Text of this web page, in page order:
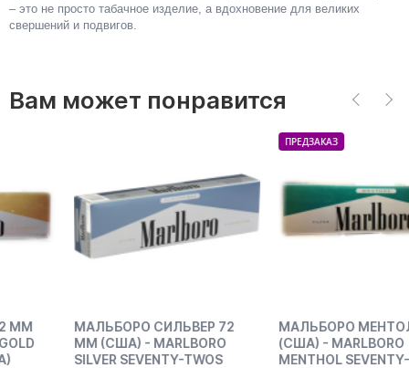
– это не просто табачное изделие, а вдохновение для великих
свершений и подвигов.
Вам может понравится
МАЛЬБОРО СИЛЬВЕР 72
ММ (США) - MARLBORO
SILVER SEVENTY-TWOS
МАЛЬБОРО МЕНТОЛ 72 ММ
(США) - MARLBORO
MENTHOL SEVENTY-TWOS